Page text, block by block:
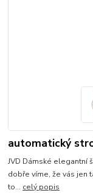
automatický
JVD Dámské elegantní
dobře víme, že vás jen
to... celý popis